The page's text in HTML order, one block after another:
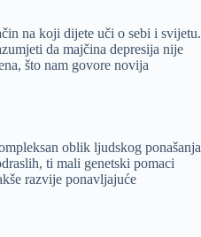
na koji dijete uči o sebi i svijetu.
da majčina depresija nije
što nam govore novija
oblik ljudskog ponašanja
ti mali genetski pomaci
razvije ponavljajuće